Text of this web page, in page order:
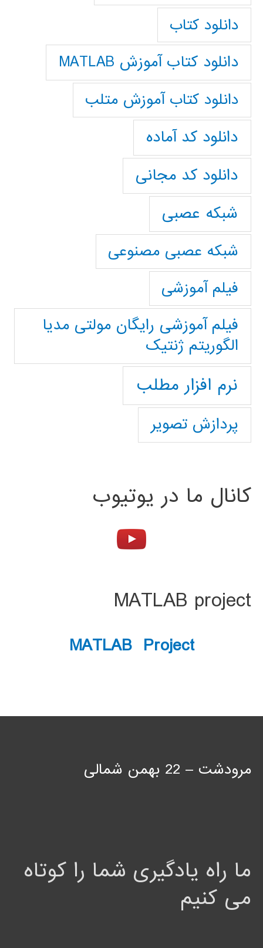
دانلود کتاب
دانلود کتاب آموزش MATLAB
دانلود کتاب آموزش متلب
دانلود کد آماده
دانلود کد مجانی
شبکه عصبی
شبکه عصبی مصنوعی
فیلم آموزشی
فیلم آموزشی رایگان مولتی مدیا
الگوریتم ژنتیک
نرم افزار مطلب
پردازش تصویر
کانال ما در یوتیوب
MATLAB project
MATLAB Project
مرودشت – 22 بهمن شمالی
ما راه یادگیری شما را کوتاه
می کنیم